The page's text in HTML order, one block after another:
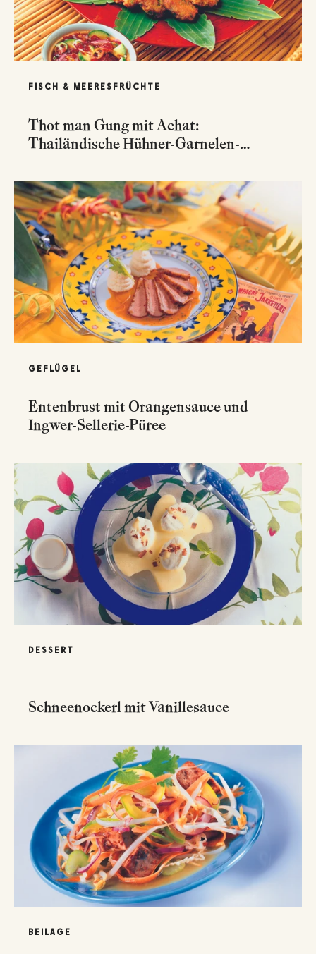
FISCH & MEERESFRÜCHTE
Thot man Gung mit Achat:
Thailändische Hühner-Garnelen-
GEFLÜGEL
Entenbrust mit Orangensauce und
Ingwer-Sellerie-Püree
DESSERT
Schneenockerl mit Vanillesauce
BEILAGE